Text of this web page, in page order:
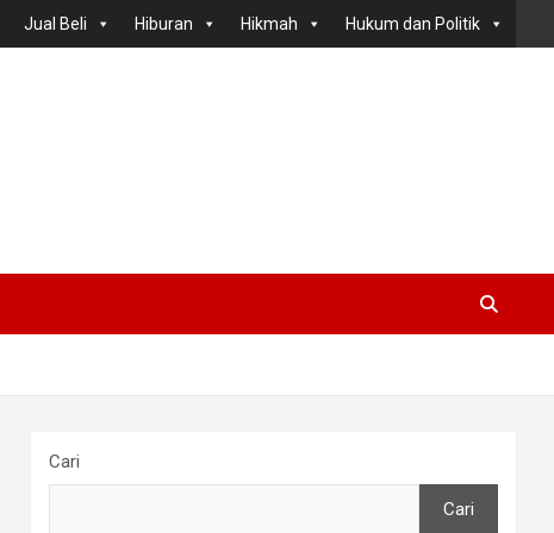
Jual Beli Hiburan Hikmah Hukum dan Politik
Cari
Cari